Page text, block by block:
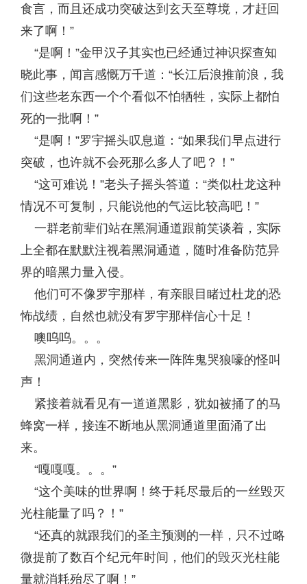
食言，而且还成功突破达到玄天至尊境，才赶回
来了啊！”
“是啊！”金甲汉子其实也已经通过神识探查知
晓此事，闻言感慨万千道：“长江后浪推前浪，我
们这些老东西一个个看似不怕牺牲，实际上都怕
死的一批啊！”
“是啊！”罗宇摇头叹息道：“如果我们早点进行
突破，也许就不会死那么多人了吧？！”
“这可难说！”老头子摇头答道：“类似杜龙这种
情况不可复制，只能说他的气运比较高吧！”
一群老前辈们站在黑洞通道跟前笑谈着，实际
上全都在默默注视着黑洞通道，随时准备防范异
界的暗黑力量入侵。
他们可不像罗宇那样，有亲眼目睹过杜龙的恐
怖战绩，自然也就没有罗宇那样信心十足！
噢呜呜。。。
黑洞通道内，突然传来一阵阵鬼哭狼嚎的怪叫
声！
紧接着就看见有一道道黑影，犹如被捅了的马
蜂窝一样，接连不断地从黑洞通道里面涌了出
来。
“嘎嘎嘎。。。”
“这个美味的世界啊！终于耗尽最后的一丝毁灭
光柱能量了吗？！”
“还真的就跟我们的圣主预测的一样，只不过略
微提前了数百个纪元年时间，他们的毁灭光柱能
量就消耗殆尽了啊！”